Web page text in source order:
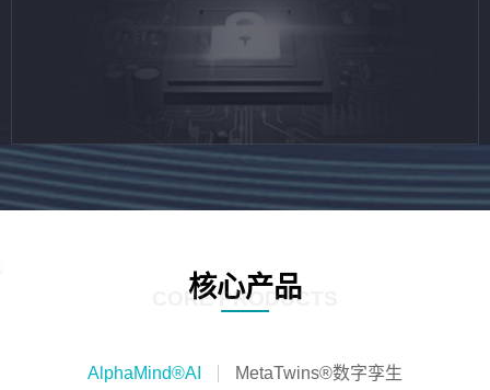
核心产品
CORE PRODUCTS
AlphaMind®AI MetaTwins®数字孪生